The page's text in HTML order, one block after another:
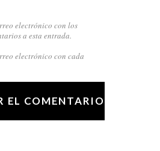
electrónico con los
a esta entrada.
electrónico con cada